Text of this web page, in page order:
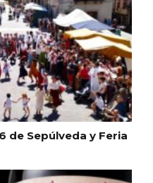
de Sepúlveda y Feria